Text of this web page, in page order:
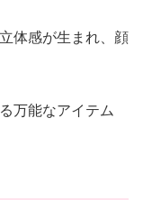
体感が生まれ、顔
万能なアイテム